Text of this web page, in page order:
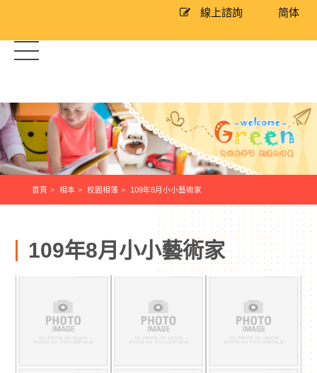
線上諮詢 简体
首頁 相本 校園相簿 109年8月小小藝術家
109年8月小小藝術家